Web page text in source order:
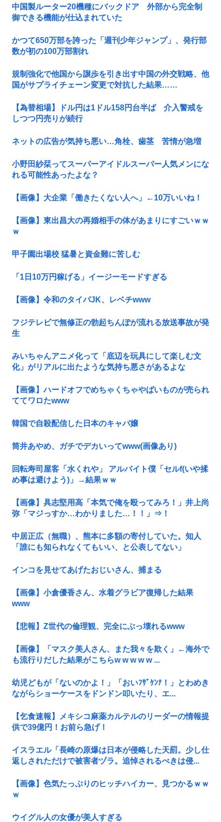
中国製ルーター20機種にバックドア 外部から完全制
御できる機能が仕込まれていた
かつて650万部を誇った「週刊少年ジャンプ」、発行部
数が初の100万部割れ
規制強化で他国から譲歩を引き出す中国の外交戦略、他
国がサプライチェーン変更で対抗した結果……
【為替相場】ドル円は1ドル158円台半ば 介入警戒を
しつつ円売りが続行
ネットの広告が気持ち悪い…角栓、歯茎 苦情が急増
小野田紗栞ってスーパーアイドルスーパー人気メンにな
れる可能性あったよな？
【画像】大企業「働きたくない人へ」←10万いいね！
【画像】東出昌大の再婚相手の体があまりにすごいｗｗ
ｗ
甲子園出場校 猛暑と資金難に苦しむ
「1日10万円稼げる」イージーモードすぎる
【画像】令和のタイパJK、レベチwww
フジテレビで無修正の勃起ちんぽが流れる放送事故が発
生
みいちゃんアニメ化って「底辺を玩具にして楽しむ文
化」がリアルに出たような気持ち悪さがあるよな
【画像】ハードオフでめちゃくちゃやばいものが売られ
ててワロたwww
韓国で自殺配信した日本のキャバ嬢
筒井あやめ、ガチでデカいってwww(画像あり)
回転寿司屋客「水くれや」 アルバイト僕「セルf(いや揉
め事は避けよう)」→結果ｗｗ
【画像】具志堅用高「本気で俺を殴ってみろ！」井上尚
弥「マジっすか…わかりました…！！」⇒！
中居正広（無職）、熊本に多額の寄付していた。知人
「誰にも知られなくてもいい、と公表してない」
インコを見せてあげたおじいさん、捕まる
【画像】小倉優香さん、水着グラビア復帰した結果
www
【悲報】Z世代の倫理観、完全にぶっ壊れるwww
【画像】「マスク美人さん、また我々を欺く」←海外で
も流行りだした結果がこちらw w w w w ...
幼児どもが「ないのかよ！」「おいﾌｻﾞｹﾝﾅ！」とわめき
ながらショーケースをドンドン叩いたり、エ...
【乞食速報】メキシコ麻薬カルテルのリーダーの情報提
供で39億円！お前ら急げ！
イスラエル「長崎の原爆は日本が侵略した天罰。少し仕
返しされただけで被害者ヅラ。追悼されるべきは侵...
【画像】色気たっぷりのヒッチハイカー、見つかるｗｗ
ｗ
ウイグル人の女優が美人すぎる